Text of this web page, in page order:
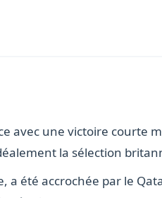
avec une victoire courte
la sélection
a été accrochée par le